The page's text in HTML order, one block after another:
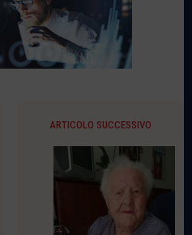
ARTICOLO SUCCESSIVO